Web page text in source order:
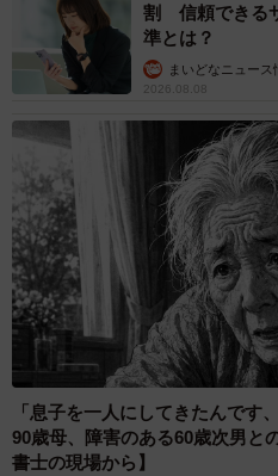
割 信頼できる
準とは？
まいどなニュース
2026.08.08
「息子を一人にしてきたんで
90歳母、障害のある60歳次男
書士の現場から】